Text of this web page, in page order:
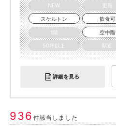
NEW
更新
スケルトン
飲食可
1階
空中階
50坪以上
駅近
詳細を見る
936 件該当しました